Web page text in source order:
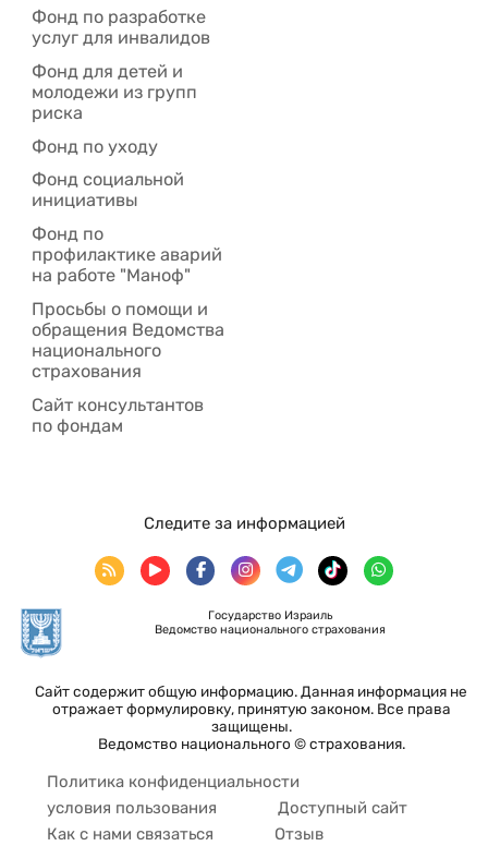
Фонд по разработке
услуг для инвалидов
Фонд для детей и
молодежи из групп
риска
Фонд по уходу
Фонд социальной
инициативы
Фонд по
профилактике аварий
на работе "Маноф"
Просьбы о помощи и
обращения Ведомства
национального
страхования
Сайт консультантов
по фондам
Государство Израиль
Ведомство национального страхования
Сайт содержит общую информацию. Данная информация не
отражает формулировку, принятую законом. Все права
защищены.
Ведомство национального © страхования.
Следите за информацией
Политика конфиденциальности
условия пользования
Доступный сайт
Как с нами связаться
Отзыв